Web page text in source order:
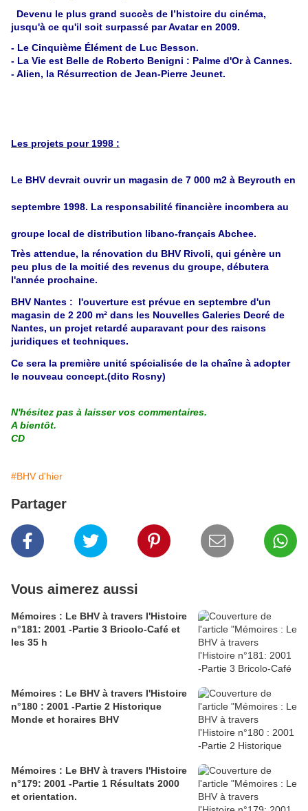
Devenu le plus grand succès de l’histoire du cinéma,
jusqu'à ce qu'il soit surpassé par Avatar en 2009.
- Le Cinquième Élément de Luc Besson.
- La Vie est Belle de Roberto Benigni : Palme d'Or à Cannes.
- Alien, la Résurrection de Jean-Pierre Jeunet.
Les projets pour 1998 :
Le BHV devrait ouvrir un magasin de 7 000 m2 à Beyrouth en
septembre 1998. La responsabilité financière incombera au
groupe local de distribution libano-français Abchee.
Très attendue, la rénovation du BHV Rivoli, qui génère un
peu plus de la moitié des revenus du groupe, débutera
l'année prochaine.
BHV Nantes : l'ouverture est prévue en septembre d'un
magasin de 2 200 m² dans les Nouvelles Galeries Decré de
Nantes, un projet retardé auparavant pour des raisons
juridiques et techniques.
Ce sera la première unité spécialisée de la chaîne à adopter
le nouveau concept.(dito Rosny)
N'hésitez pas à laisser vos commentaires.
A bientôt.
CD
#BHV d'hier
Partager
Vous aimerez aussi
Mémoires : Le BHV à travers l'Histoire
n°181: 2001 -Partie 3 Bricolo-Café et
les 35 h
Mémoires : Le BHV à travers l'Histoire
n°180 : 2001 -Partie 2 Historique
Monde et horaires BHV
Mémoires : Le BHV à travers l'Histoire
n°179: 2001 -Partie 1 Résultats 2000
et orientation.